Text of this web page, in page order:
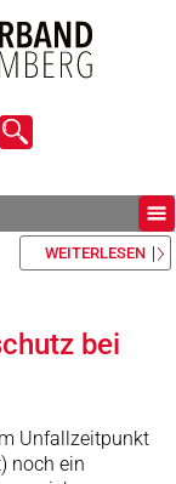
WEITERLESEN
bei
Unfallzeitpunkt
noch ein